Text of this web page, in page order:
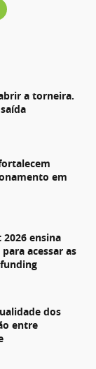
a torneira.
em
ensina
acessar as
dos
entre